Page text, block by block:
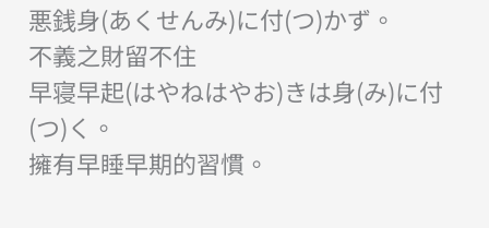
悪銭身(あくせんみ)に付(つ)かず。
不義之財留不住
早寝早起(はやねはやお)きは身(み)に付
(つ)く。
擁有早睡早期的習慣。